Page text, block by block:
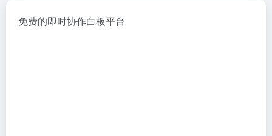
免费的即时协作白板平台